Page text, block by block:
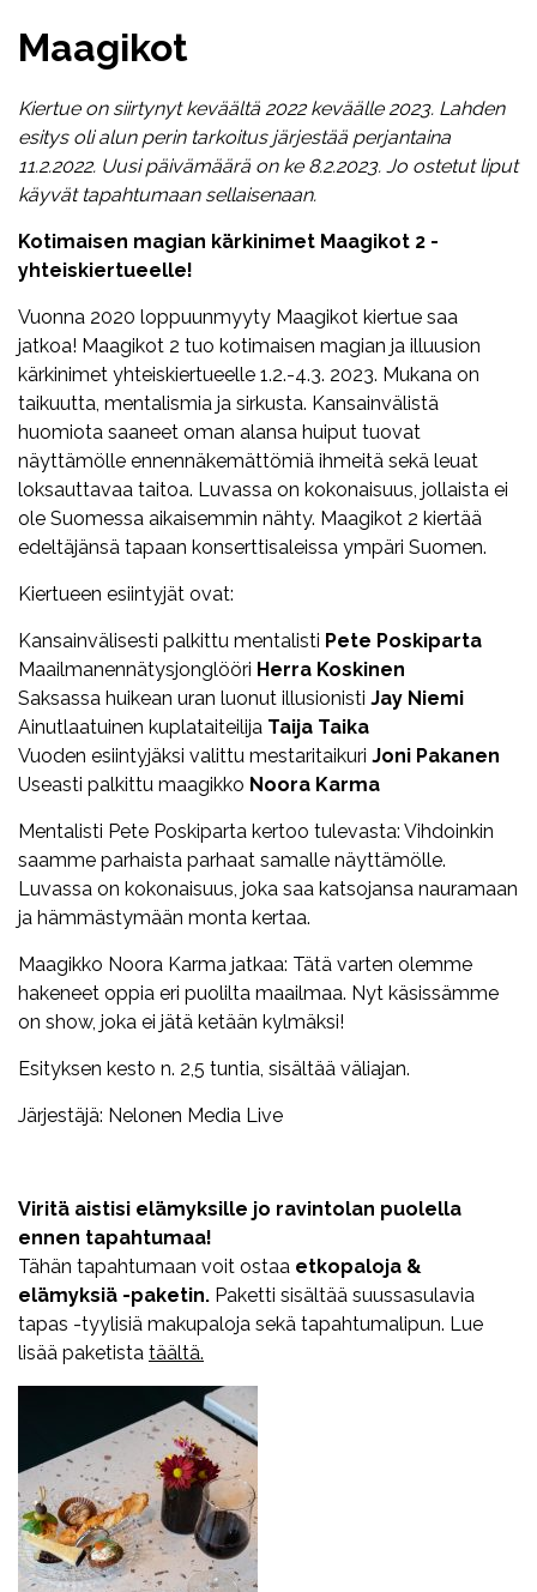
Maagikot
Kiertue on siirtynyt keväältä 2022 keväälle 2023. Lahden
esitys oli alun perin tarkoitus järjestää perjantaina
11.2.2022. Uusi päivämäärä on ke 8.2.2023. Jo ostetut liput
käyvät tapahtumaan sellaisenaan.
Kotimaisen magian kärkinimet Maagikot 2 -
yhteiskiertueelle!
Vuonna 2020 loppuunmyyty Maagikot kiertue saa
jatkoa! Maagikot 2 tuo kotimaisen magian ja illuusion
kärkinimet yhteiskiertueelle 1.2.-4.3. 2023. Mukana on
taikuutta, mentalismia ja sirkusta. Kansainvälistä
huomiota saaneet oman alansa huiput tuovat
näyttämölle ennennäkemättömiä ihmeitä sekä leuat
loksauttavaa taitoa. Luvassa on kokonaisuus, jollaista ei
ole Suomessa aikaisemmin nähty. Maagikot 2 kiertää
edeltäjänsä tapaan konserttisaleissa ympäri Suomen.
Kiertueen esiintyjät ovat:
Kansainvälisesti palkittu mentalisti Pete Poskiparta
Maailmanennätysjonglööri Herra Koskinen
Saksassa huikean uran luonut illusionisti Jay Niemi
Ainutlaatuinen kuplataiteilija Taija Taika
Vuoden esiintyjäksi valittu mestaritaikuri Joni Pakanen
Useasti palkittu maagikko Noora Karma
Mentalisti Pete Poskiparta kertoo tulevasta: Vihdoinkin
saamme parhaista parhaat samalle näyttämölle.
Luvassa on kokonaisuus, joka saa katsojansa nauramaan
ja hämmästymään monta kertaa.
Maagikko Noora Karma jatkaa: Tätä varten olemme
hakeneet oppia eri puolilta maailmaa. Nyt käsissämme
on show, joka ei jätä ketään kylmäksi!
Esityksen kesto n. 2,5 tuntia, sisältää väliajan.
Järjestäjä: Nelonen Media Live
Viritä aistisi elämyksille jo ravintolan puolella
ennen tapahtumaa!
Tähän tapahtumaan voit ostaa etkopaloja &
elämyksiä -paketin. Paketti sisältää suussasulavia
tapas -tyylisiä makupaloja sekä tapahtumalipun. Lue
lisää paketista täältä.